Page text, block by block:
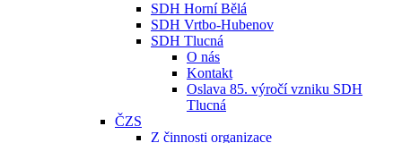
SDH Horní Bělá
SDH Vrtbo-Hubenov
SDH Tlucná
O nás
Kontakt
Oslava 85. výročí vzniku SDH
Tlucná
ČZS
Z činnosti organizace